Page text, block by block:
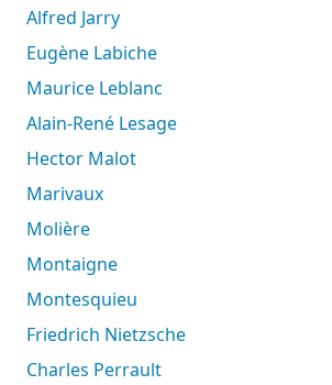
Alfred Jarry
Eugène Labiche
Maurice Leblanc
Alain-René Lesage
Hector Malot
Marivaux
Molière
Montaigne
Montesquieu
Friedrich Nietzsche
Charles Perrault